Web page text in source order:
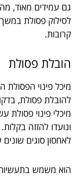
גם עמידים מאוד,
לסילוק פסולת
קרובות.
הובלת פסולת
מיכל פינוי
להובלת פסולת,
מיכלי פינוי פסולת
ונועדו להזזה
לאחסון סוגים שונים
הוא משמש בתעשיות